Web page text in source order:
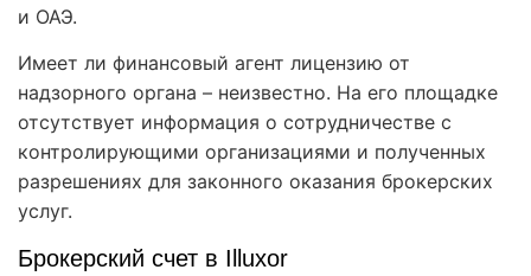
и ОАЭ.
Имеет ли финансовый агент лицензию от
надзорного органа – неизвестно. На его площадке
отсутствует информация о сотрудничестве с
контролирующими организациями и полученных
разрешениях для законного оказания брокерских
услуг.
Брокерский счет в Illuxor